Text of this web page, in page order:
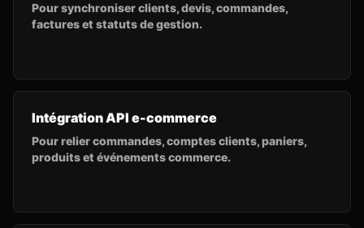
Pour synchroniser clients, devis, commandes,
factures et statuts de gestion.
Intégration API e-commerce
Pour relier commandes, comptes clients, paniers,
produits et événements commerce.